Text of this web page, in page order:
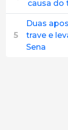
causa do
5
Duas
trave e
Sena